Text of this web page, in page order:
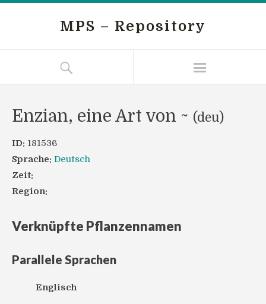
MPS – Repository
Enzian, eine Art von ~ (deu)
ID: 181536
Sprache: Deutsch
Zeit:
Region:
Verknüpfte Pflanzennamen
Parallele Sprachen
Englisch